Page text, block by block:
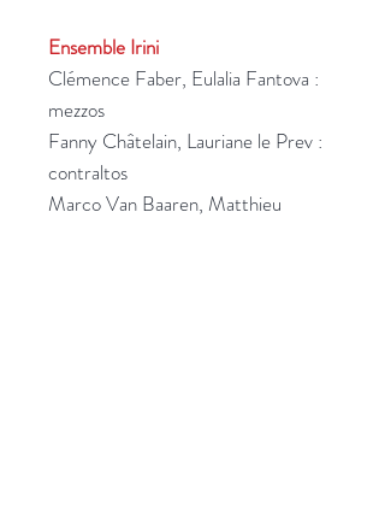
Ensemble Irini
Clémence Faber, Eulalia Fantova :
mezzos
Fanny Châtelain, Lauriane le Prev :
contraltos
Marco Van Baaren, Matthieu